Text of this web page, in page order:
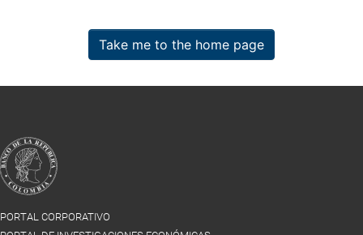
Take me to the home page
PORTAL CORPORATIVO